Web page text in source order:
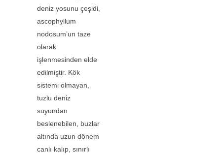
deniz yosunu çeşidi,
ascophyllum
nodosum’un taze
olarak
işlenmesinden elde
edilmiştir. Kök
sistemi olmayan,
tuzlu deniz
suyundan
beslenebilen, buzlar
altında uzun dönem
canlı kalıp, sınırlı